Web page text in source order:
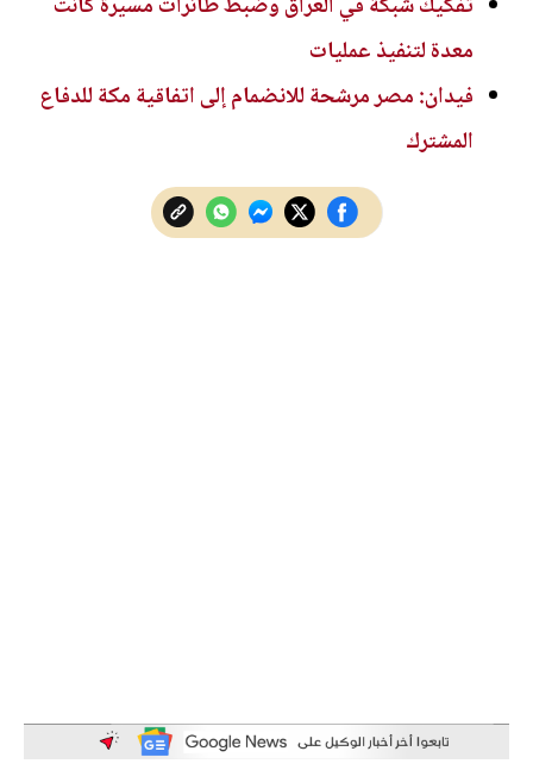
معدة لتنفيذ عمليات
فيدان: مصر مرشحة للانضمام إلى اتفاقية مكة للدفاع
المشترك